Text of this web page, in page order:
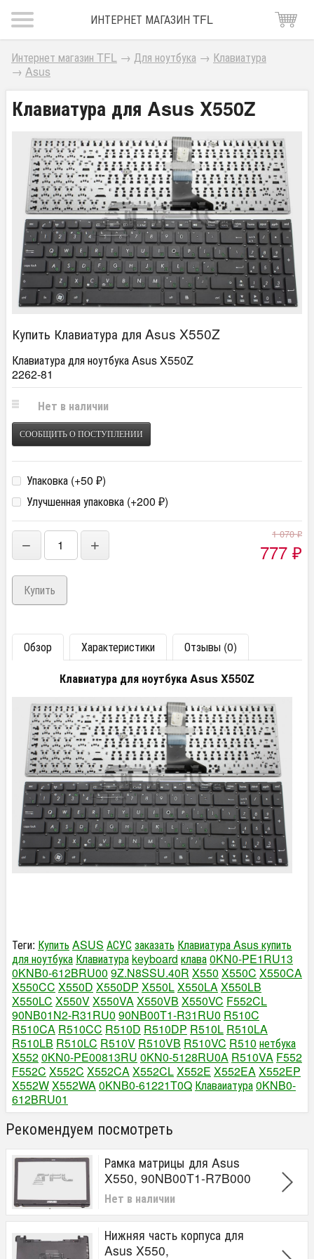
ИНТЕРНЕТ МАГАЗИН TFL
Интернет магазин TFL → Для ноутбука → Клавиатура
→ Asus
Клавиатура для Asus X550Z
Купить Клавиатура для Asus X550Z
Клавиатура для ноутбука Asus X550Z
2262-81
Нет в наличии
СООБЩИТЬ О ПОСТУПЛЕНИИ
Упаковка (+50 ₽)
Улучшенная упаковка (+200 ₽)
− +
1 070₽
777 ₽
Обзор Характеристики
Отзывы (0)
Клавиатура для ноутбука Asus X550Z
Теги: Купить ASUS АСУС заказать Клавиатура Asus купить
для ноутбука Клавиатура keyboard клава0KN0-PE1RU13
0KNB0-612BRU00 9Z.N8SSU.40R X550 X550C X550CA
X550CC X550D X550DP X550LX550LAX550LB
X550LC X550VX550VAX550VB X550VC F552CL
90NB01N2-R31RU0 90NB00T1-R31RU0 R510C
R510CA R510CC R510D R510DP R510L R510LA
R510LB R510LC R510V R510VB R510VC R510 нетбука
X5520KN0-PE00813RU 0KN0-5128RU0A R510VA F552
F552C X552C X552CAX552CLX552E X552EAX552EP
X552WX552WA0KNB0-61221T0Q Клаваиатура0KNB0-
612BRU01
Рекомендуем посмотреть
Рамка матрицы для Asus
X550, 90NB00T1-R7B000
Нет в наличии
Нижняя часть корпуса для
Asus X550,